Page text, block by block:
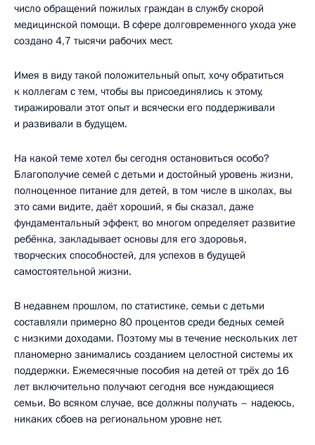
число обращений пожилых граждан в службу скорой
медицинской помощи. В сфере долговременного ухода уже
создано 4,7 тысячи рабочих мест.
Имея в виду такой положительный опыт, хочу обратиться
к коллегам с тем, чтобы вы присоединялись к этому,
тиражировали этот опыт и всячески его поддерживали
и развивали в будущем.
На какой теме хотел бы сегодня остановиться особо?
Благополучие семей с детьми и достойный уровень жизни,
полноценное питание для детей, в том числе в школах, вы
это сами видите, даёт хороший, я бы сказал, даже
фундаментальный эффект, во многом определяет развитие
ребёнка, закладывает основы для его здоровья,
творческих способностей, для успехов в будущей
самостоятельной жизни.
В недавнем прошлом, по статистике, семьи с детьми
составляли примерно 80 процентов среди бедных семей
с низкими доходами. Поэтому мы в течение нескольких лет
планомерно занимались созданием целостной системы их
поддержки. Ежемесячные пособия на детей от трёх до 16
лет включительно получают сегодня все нуждающиеся
семьи. Во всяком случае, все должны получать – надеюсь,
никаких сбоев на региональном уровне нет.